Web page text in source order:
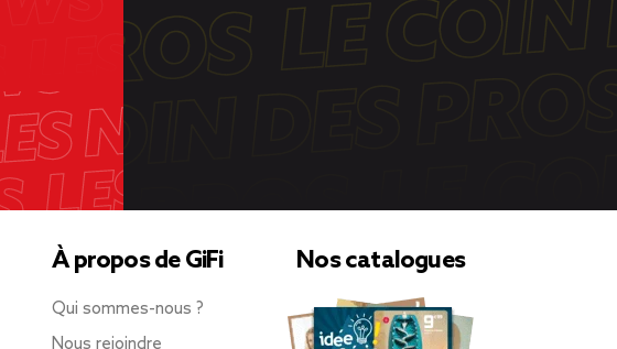
À propos de GiFi
Qui sommes-nous ?
Nous rejoindre
Nos catalogues